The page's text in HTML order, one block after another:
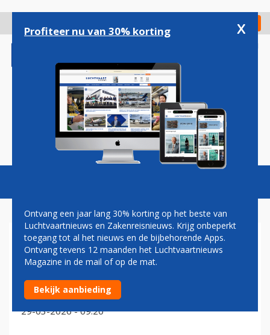
gaan
Check in
Magazine Podcasts Vacatures
ANTOINE FOREST
Eerbetoon in Montreal voor omgekomen Air Canada
piloot Antoine Forest
29-03-2026 - 09:20
Profiteer nu van 30% korting x
Ontvang een jaar lang 30% korting op het beste van
Luchtvaartnieuws en Zakenreisnieuws. Krijg onbeperkt
toegang tot al het nieuws en de bijbehorende Apps.
Ontvang tevens 12 maanden het Luchtvaartnieuws
Magazine in de mail of op de mat.
Bekijk aanbieding